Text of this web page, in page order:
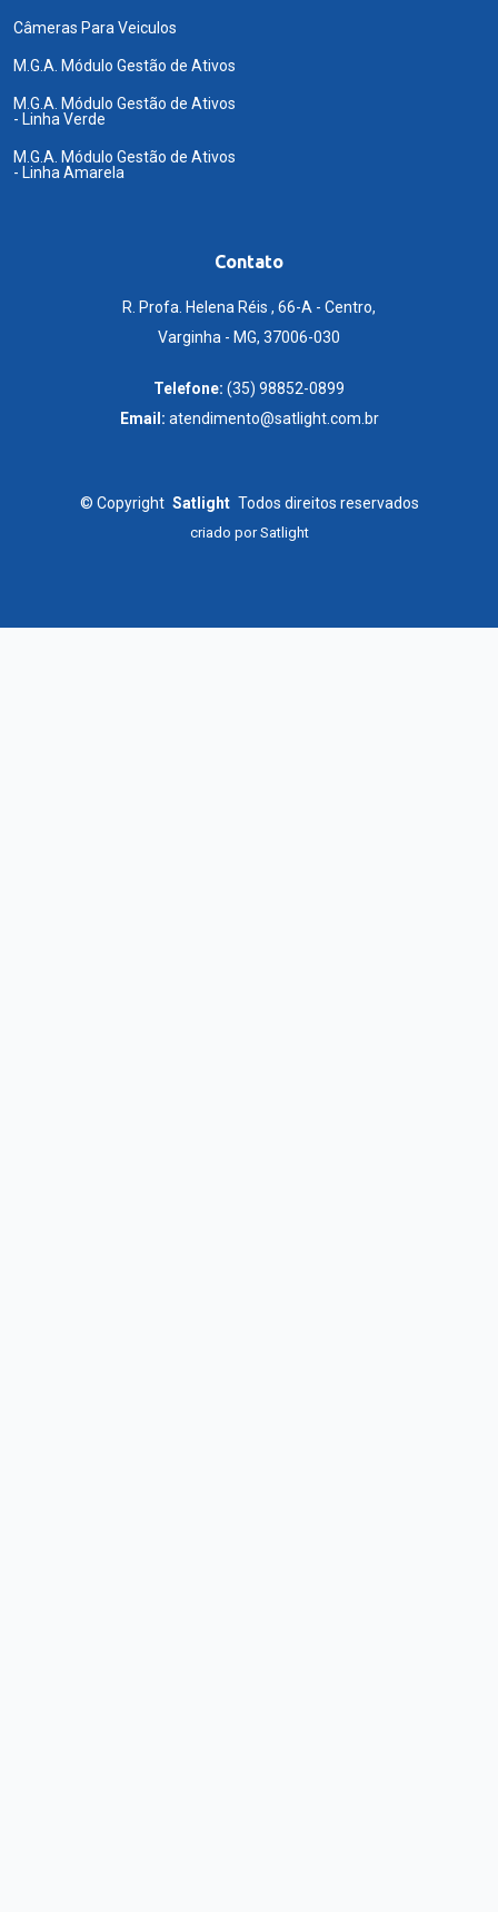
Câmeras Para Veiculos
M.G.A. Módulo Gestão de Ativos
M.G.A. Módulo Gestão de Ativos
- Linha Verde
M.G.A. Módulo Gestão de Ativos
- Linha Amarela
Contato
R. Profa. Helena Réis , 66-A - Centro,
Varginha - MG, 37006-030
Telefone: (35) 98852-0899
Email: atendimento@satlight.com.br
© Copyright Satlight Todos direitos reservados
criado porSatlight